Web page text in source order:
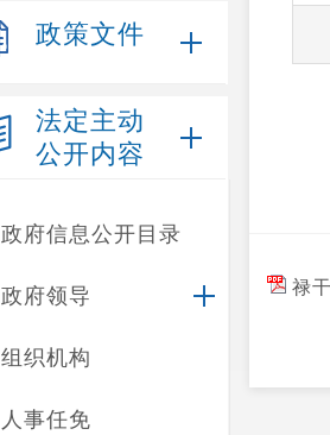
政策文件
法定主动
公开内容
政府信息公开目录
政府领导
组织机构
人事任免
禄